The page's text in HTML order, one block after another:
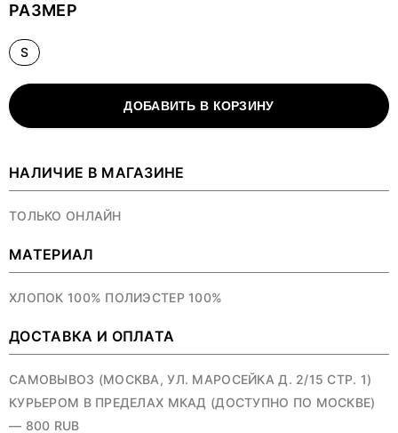
РАЗМЕР
S
ДОБАВИТЬ В КОРЗИНУ
НАЛИЧИЕ В МАГАЗИНЕ
ТОЛЬКО ОНЛАЙН
МАТЕРИАЛ
ХЛОПОК 100% ПОЛИЭСТЕР 100%
ДОСТАВКА И ОПЛАТА
САМОВЫВОЗ (МОСКВА, УЛ. МАРОСЕЙКА Д. 2/15 СТР. 1)
КУРЬЕРОМ В ПРЕДЕЛАХ МКАД (ДОСТУПНО ПО МОСКВЕ)
— 800 RUB